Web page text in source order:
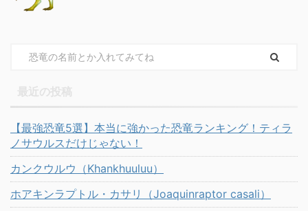
【最強恐竜5選】本当に強かった恐竜ランキング！ティラ
ノサウルスだけじゃない！
カンクウルウ（Khankhuuluu）
ホアキンラプトル・カサリ（Joaquinraptor casali）